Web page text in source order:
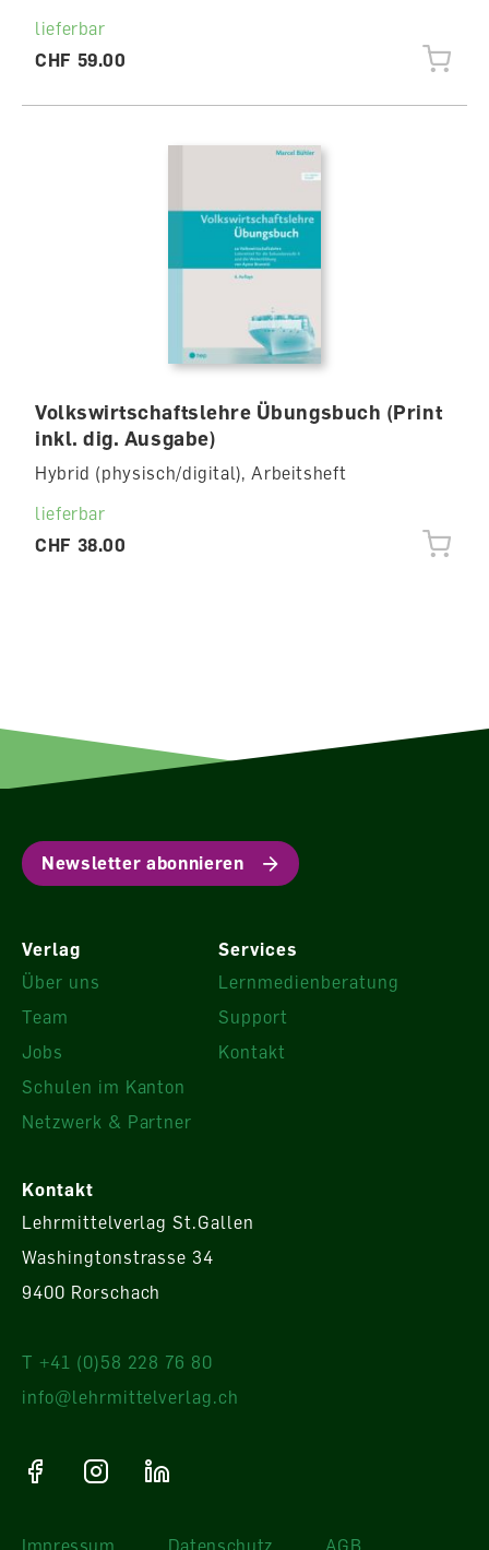
lieferbar
CHF 59.00
Volkswirtschaftslehre Übungsbuch (Print
inkl. dig. Ausgabe)
Hybrid (physisch/digital), Arbeitsheft
lieferbar
CHF 38.00
Newsletter abonnieren
Verlag
Über uns
Team
Jobs
Schulen im Kanton
Netzwerk & Partner
Services
Lernmedienberatung
Support
Kontakt
Kontakt
Lehrmittelverlag St.Gallen
Washingtonstrasse 34
9400 Rorschach
T +41 (0)58 228 76 80
info@lehrmittelverlag.ch
Impressum Datenschutz AGB